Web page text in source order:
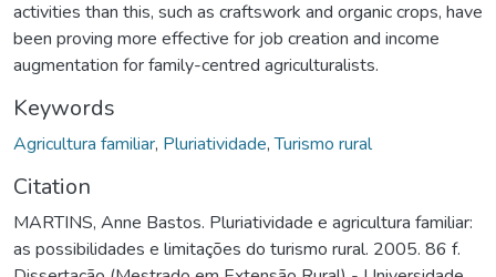
activities than this, such as craftswork and organic crops, have
been proving more effective for job creation and income
augmentation for family-centred agriculturalists.
Keywords
Agricultura familiar, Pluriatividade,Turismo rural
Citation
MARTINS, Anne Bastos. Pluriatividade e agricultura familiar:
as possibilidades e limitações do turismo rural. 2005. 86 f.